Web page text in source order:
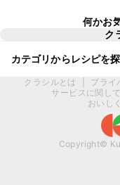
何かお
ク
カテゴリからレシピを
クラシルとは プライ
サービスに関し
おいし
Copyright©